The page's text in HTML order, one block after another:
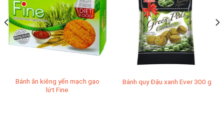
Bánh ăn kiêng yến mạch gạo
lứt Fine
Bánh quy Đậu xanh Ever 300 g